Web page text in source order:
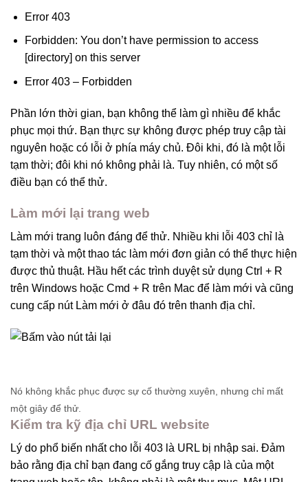
Error 403
Forbidden: You don’t have permission to access
[directory] on this server
Error 403 – Forbidden
Phần lớn thời gian, bạn không thể làm gì nhiều để khắc
phục mọi thứ. Bạn thực sự không được phép truy cập tài
nguyên hoặc có lỗi ở phía máy chủ. Đôi khi, đó là một lỗi
tạm thời; đôi khi nó không phải là. Tuy nhiên, có một số
điều bạn có thể thử.
Làm mới lại trang web
Làm mới trang luôn đáng để thử. Nhiều khi lỗi 403 chỉ là
tạm thời và một thao tác làm mới đơn giản có thể thực hiện
được thủ thuật. Hầu hết các trình duyệt sử dụng Ctrl + R
trên Windows hoặc Cmd + R trên Mac để làm mới và cũng
cung cấp nút Làm mới ở đâu đó trên thanh địa chỉ.
Nó không khắc phục được sự cố thường xuyên, nhưng chỉ mất
một giây để thử.
Kiểm tra kỹ địa chỉ URL website
Lý do phổ biến nhất cho lỗi 403 là URL bị nhập sai. Đảm
bảo rằng địa chỉ bạn đang cố gắng truy cập là của một